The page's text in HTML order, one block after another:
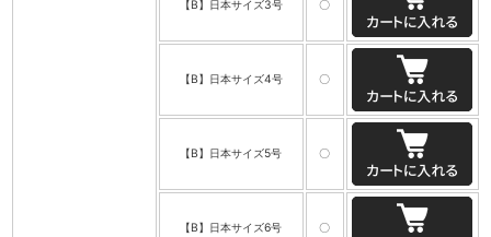
【B】日本サイズ3号 〇
【B】日本サイズ4号 〇
【B】日本サイズ5号 〇
【B】日本サイズ6号 〇